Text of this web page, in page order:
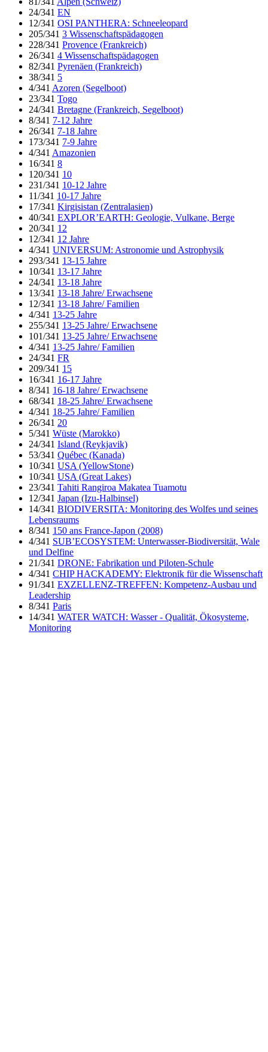
24/341 EN
12/341 OSI PANTHERA: Schneeleopard
205/341 3 Wissenschaftspädagogen
228/341 Provence (Frankreich)
26/341 4 Wissenschaftspädagogen
82/341 Pyrenäen (Frankreich)
38/341 5
4/341 Azoren (Segelboot)
23/341 Togo
24/341 Bretagne (Frankreich, Segelboot)
8/341 7-12 Jahre
26/341 7-18 Jahre
173/341 7-9 Jahre
4/341 Amazonien
16/341 8
120/341 10
231/341 10-12 Jahre
11/341 10-17 Jahre
17/341 Kirgisistan (Zentralasien)
40/341 EXPLOR’EARTH: Geologie, Vulkane, Berge
20/341 12
12/341 12 Jahre
4/341 UNIVERSUM: Astronomie und Astrophysik
293/341 13-15 Jahre
10/341 13-17 Jahre
24/341 13-18 Jahre
13/341 13-18 Jahre/ Erwachsene
12/341 13-18 Jahre/ Familien
4/341 13-25 Jahre
255/341 13-25 Jahre/ Erwachsene
101/341 13-25 Jahre/ Erwachsene
4/341 13-25 Jahre/ Familien
24/341 FR
209/341 15
16/341 16-17 Jahre
8/341 16-18 Jahre/ Erwachsene
68/341 18-25 Jahre/ Erwachsene
4/341 18-25 Jahre/ Familien
26/341 20
5/341 Wüste (Marokko)
24/341 Island (Reykjavik)
53/341 Québec (Kanada)
10/341 USA (YellowStone)
10/341 USA (Great Lakes)
23/341 Tahiti Rangiroa Makatea Tuamotu
12/341 Japan (Izu-Halbinsel)
14/341 BIODIVERSITA: Monitoring des Wolfes und seines
Lebensraums
8/341 150 ans France-Japon (2008)
4/341 SUB’ECOSYSTEM: Unterwasser-Biodiversität, Wale
und Delfine
21/341 DRONE: Fabrikation und Piloten-Schule
4/341 CHIP HACKADEMY: Elektronik für die Wissenschaft
91/341 EXZELLENZ-TREFFEN: Kompetenz-Ausbau und
Leadership
8/341 Paris
14/341 WATER WATCH: Wasser - Qualität, Ökosysteme,
Monitoring